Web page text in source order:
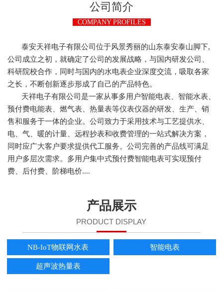
公司简介
COMPANY PROFILES
泰安天祥电子有限公司位于风景秀丽的山东泰安泰山脚下,
公司成立之初，就确定了公司的发展战略，与国内研发公司、
科研院校合作，同时与国内的水电表企业深度交流，吸取各家
之长，不断创新逐步形成了自己的产品特色。
天祥电子有限公司是一家从事多用户智能电表、智能水表、
预付费电能表、燃气表、热量表等仪表仪器的研发、生产、销
售和服务于一体的企业。公司致力于采用技术与工艺提供水、
电、气、暖的计量、远程抄表和收费管理的一站式解决方案，
同时应广大客户要求提供代工服务。公司完善的产品线可满足
用户多层次需求。多用户集中式预付费智能电表可实现预付
费、后付费、阶梯电价....
产品展示
PRODUCT DISPLAY
NB-IoT物联网水表 智能电表
超声波热量表